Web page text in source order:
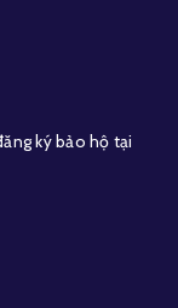
ký bảo hộ tại